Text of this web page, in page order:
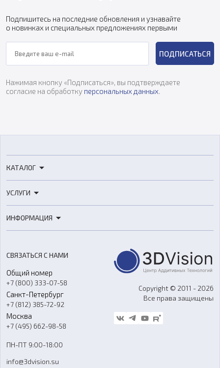
Подпишитесь на последние обновления и узнавайте
о новинках и специальных предложениях первыми
ПОДПИСАТЬСЯ
Нажимая кнопку «Подписаться», вы подтверждаете
согласие на обработку персональных данных.
КАТАЛОГ
3D-сканеры
Расходные материалы
Оборудование и материалы для вакуумного литья
Аксессуары и прочее оборудование
Программное обеспечение
УСЛУГИ
3D-моделирование
Ремонт и услуги
ИНФОРМАЦИЯ
О компании
Контакты
Гос. закупки
Стать дилером
Блог
FAQ
СВЯЗАТЬСЯ С НАМИ
Общий номер
+7 (800) 333-07-58
Санкт-Петербург
+7 (812) 385-72-92
Москва
+7 (495) 662-98-58
ПН-ПТ 9:00-18:00
info@3dvision.su
Copyright © 2011 - 2026
Все права защищены